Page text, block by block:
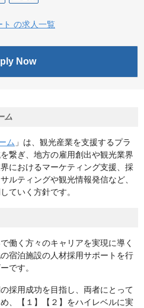
ト の求人一覧
Now
ム
ム 」は、観光産業を支援するプラ
繋ぎ、地方の雇用創出や観光業界
におけるマーケティング支援、採
ルティングや観光情報発信など、
ていく方針です。
働く方々のキャリアを実現に導く
宿泊施設の人材採用サポートを行
です。
採用成功を目指し、両者にとって
、【１】【２】をハイレベルに実